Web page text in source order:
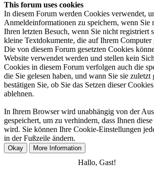
This forum uses cookies
In diesem Forum werden Cookies verwendet,
Anmeldeinformationen zu speichern, wenn Sie
Ihren letzten Besuch, wenn Sie nicht registriert
kleine Textdokumente, die auf Ihrem Computer
Die von diesem Forum gesetzten Cookies
Website verwendet werden und stellen kein
Cookies in diesem Forum verfolgen auch die
die Sie gelesen haben, und wann Sie sie zuletzt
bestätigen Sie, ob Sie das Setzen dieser
ablehnen.
In Ihrem Browser wird unabhängig von der
gespeichert, um zu verhindern, dass Ihnen
wird. Sie können Ihre Cookie-Einstellungen
in der Fußzeile ändern.
Hallo, Gast!